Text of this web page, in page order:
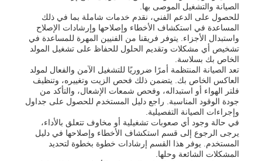
الصيانة والتشغيل الموصى بها.
للحصول على الدعم الفني، نقدم خدمات شاملة بما في ذلك
المساعدة في استكشاف الأخطاء وإصلاحها وإرشادات الإصلاح
واستبدال الأجزاء. يتوفر فريقنا من الفنيين المهرة للمساعدة في
تشخيص أي مشكلات وتقديم الحلول للحفاظ على تشغيل المولد
الخاص بك بسلاسة.
تعد الصيانة المنتظمة أمرًا ضروريًا للتشغيل الآمن والفعال لمولد
العاكس الخاص بك. يتضمن ذلك فحص الزيت وتغييره، وتنظيف
فلتر الهواء أو استبداله، وفحص شمعات الإشعال، والتأكد من
جودة الوقود المناسبة. راجع دليل المستخدم للحصول على جداول
وإجراءات الصيانة التفصيلية.
في حالة وجود أي صعوبات تشغيلية أو مخاوف تتعلق بالأداء،
يرجى الرجوع إلى قسم استكشاف الأخطاء وإصلاحها في دليل
المستخدم. يوفر هذا القسم إرشادات خطوة بخطوة لتحديد
المشكلات الشائعة وحلها.